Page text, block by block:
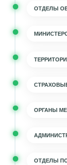
ОТДЕЛЫ
ОРГАНЫ
ОТДЕЛЫ